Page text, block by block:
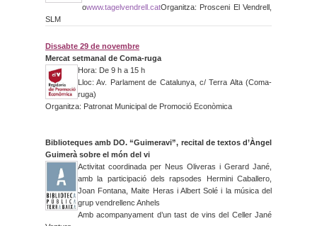
owww.tagelvendrell.catOrganitza: Prosceni El Vendrell,
SLM
Dissabte 29 de novembre
Mercat setmanal de Coma-ruga
Hora: De 9 h a 15 h
Lloc: Av. Parlament de Catalunya, c/ Terra Alta (Coma-
ruga)
Organitza: Patronat Municipal de Promoció Econòmica
Biblioteques amb DO. “Guimeravi”, recital de textos d’Àngel
Guimerà sobre el món del vi
Activitat coordinada per Neus Oliveras i Gerard Jané,
amb la participació dels rapsodes Hermini Caballero,
Joan Fontana, Maite Heras i Albert Solé i la música del
grup vendrellenc Anhels
Amb acompanyament d’un tast de vins del Celler Jané